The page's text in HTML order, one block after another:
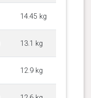
14.45 kg
13.1 kg
12.9 kg